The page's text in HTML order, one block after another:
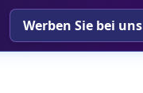
Werben Sie bei uns